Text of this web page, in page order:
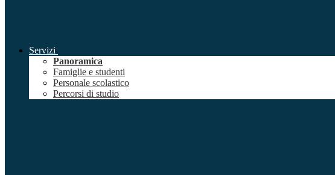
Servizi
Panoramica
Famiglie e studenti
Personale scolastico
Percorsi di studio